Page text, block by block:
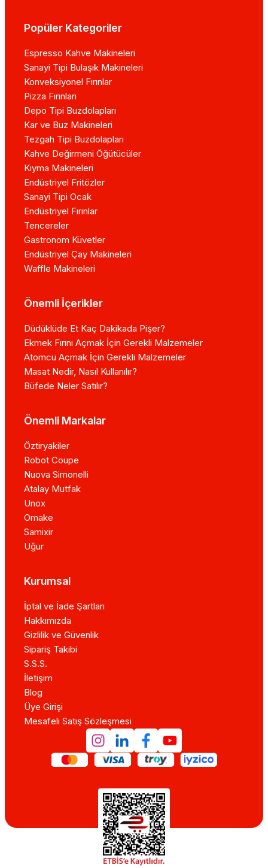
Popüler Kategoriler
Espresso Kahve Makineleri
Sanayi Tipi Bulaşık Makineleri
Konveksiyonel Fırınlar
Pizza Fırınları
Depo Tipi Buzdolapları
Kar ve Buz Makineleri
Tezgah Tipi Buzdolapları
Kahve Değirmeni Öğütücüler
Kıyma Makineleri
Endüstriyel Fritözler
Sanayi Tipi Ocak
Endüstriyel Fırınlar
Tencereler
Gastronom Küvetler
Endüstriyel Çay Makineleri
Waffle Makineleri
Önemli İçerikler
Düdüklüde Et Kaç Dakikada Pişer?
Ekmek Fırını Açmak İçin Gerekli Malzemeler
Atomcu Açmak İçin Gerekli Malzemeler
Masat Nedir, Nasıl Kullanılır?
Büfede Neler Satılır?
Önemli Markalar
Öztiryakiler
Robot Coupe
Nuova Simonelli
Atalay Mutfak
Unox
Omake
Samixir
Uğur
Kurumsal
İptal ve İade Şartları
Hakkımızda
Gizlilik ve Güvenlik
Sipariş Takibi
S.S.S.
İletişim
Blog
Üye Girişi
Mesafeli Satış Sözleşmesi